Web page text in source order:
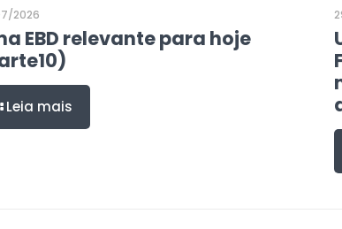
2026
EBD relevante para hoje
Leia mais